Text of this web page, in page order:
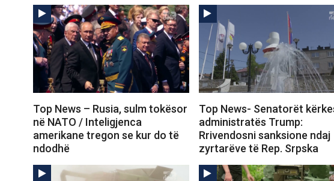
Top News – Rusia, sulm tokësor
në NATO / Inteligjenca
amerikane tregon se kur do të
ndodhë
Top News- Senatorët
administratës Trump:
Rrivendosni sanksione ndaj
zyrtarëve të Rep. Srpska